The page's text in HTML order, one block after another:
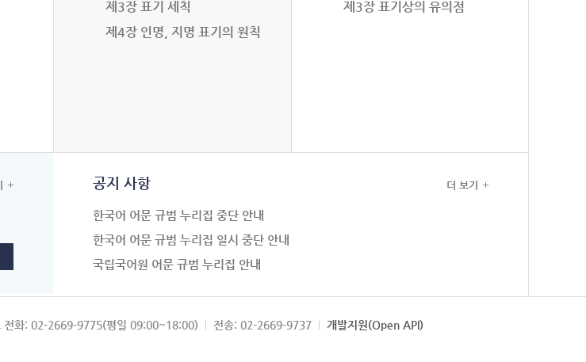
제3장 표기 세칙
제4장 인명, 지명 표기의 원칙
제3장 표기상의 유의점
공지 사항
한국어 어문 규범 누리집 중단 안내
한국어 어문 규범 누리집 일시 중단 안내
국립국어원 어문 규범 누리집 안내
더 보기
전화: 02-2669-9775(평일 09:00~18:00) 전송: 02-2669-9737 개발지원(Open API)